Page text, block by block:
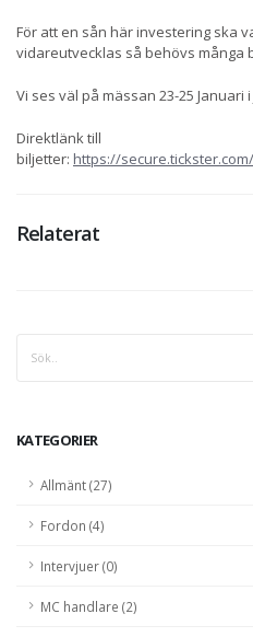
KATEGORIER
Allmänt (27)
Fordon (4)
Intervjuer (0)
MC handlare (2)
För att en sån här investering ska
vidareutvecklas så behövs många
Vi ses väl på mässan 23-25 Januari
Direktlänk till
biljetter: https://
Relaterat